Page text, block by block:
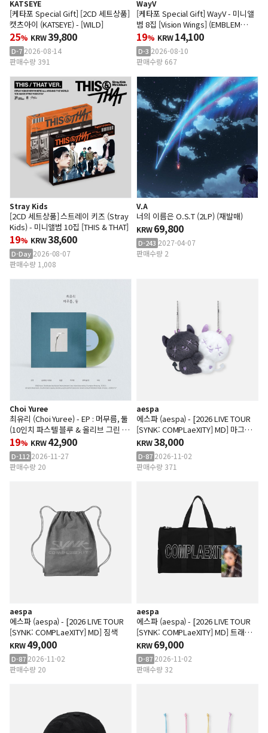
KATSEYE
[케타포 Special Gift] [2CD 세트상품]
캣츠아이 (KATSEYE) - [WILD]
25% KRW39,800
D-7 2026-08-14
판매수량 391
WayV
[케타포 Special Gift] WayV - 미니앨
범 8집 [Vision Wings] (EMBLEM
Ver.) (스마트앨범) (Random Ver.)
19% KRW14,100
D-3 2026-08-10
판매수량 667
Stray Kids
[2CD 세트상품] 스트레이 키즈 (Stray
Kids) - 미니앨범 10집 [THIS & THAT]
19% KRW38,600
D-Day 2026-08-07
판매수량 1,008
V.A
너의 이름은 O.S.T (2LP) (재발매)
KRW69,800
D-243 2027-04-07
판매수량 2
Choi Yuree
최유리 (Choi Yuree) - EP : 머무름, 둘
(10인치 파스텔 블루 & 올리브 그린 바
이닐)
19% KRW42,900
D-112 2026-11-27
판매수량 20
aespa
에스파 (aespa) - [2026 LIVE TOUR
[SYNK: COMPLaeXITY] MD] 마그넷
인형
KRW38,000
D-87 2026-11-02
판매수량 371
aespa
에스파 (aespa) - [2026 LIVE TOUR
[SYNK: COMPLaeXITY] MD] 짐색
KRW49,000
D-87 2026-11-02
판매수량 20
aespa
에스파 (aespa) - [2026 LIVE TOUR
[SYNK: COMPLaeXITY] MD] 트래블
백 SET
KRW69,000
D-87 2026-11-02
판매수량 32